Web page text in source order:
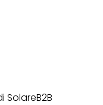
SolareB2B